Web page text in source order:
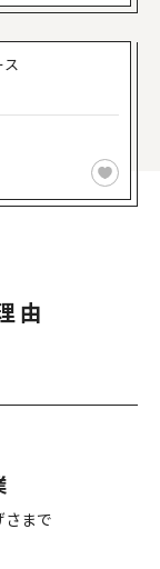
由
さまで